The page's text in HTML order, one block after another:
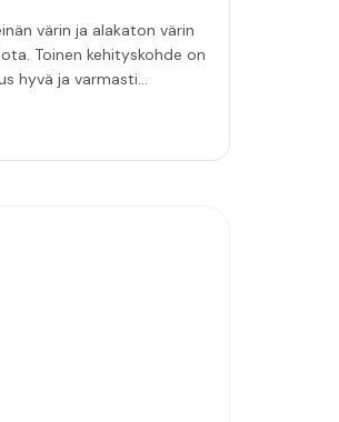
värin ja alakaton värin
Toinen kehityskohde on
hyvä ja varmasti